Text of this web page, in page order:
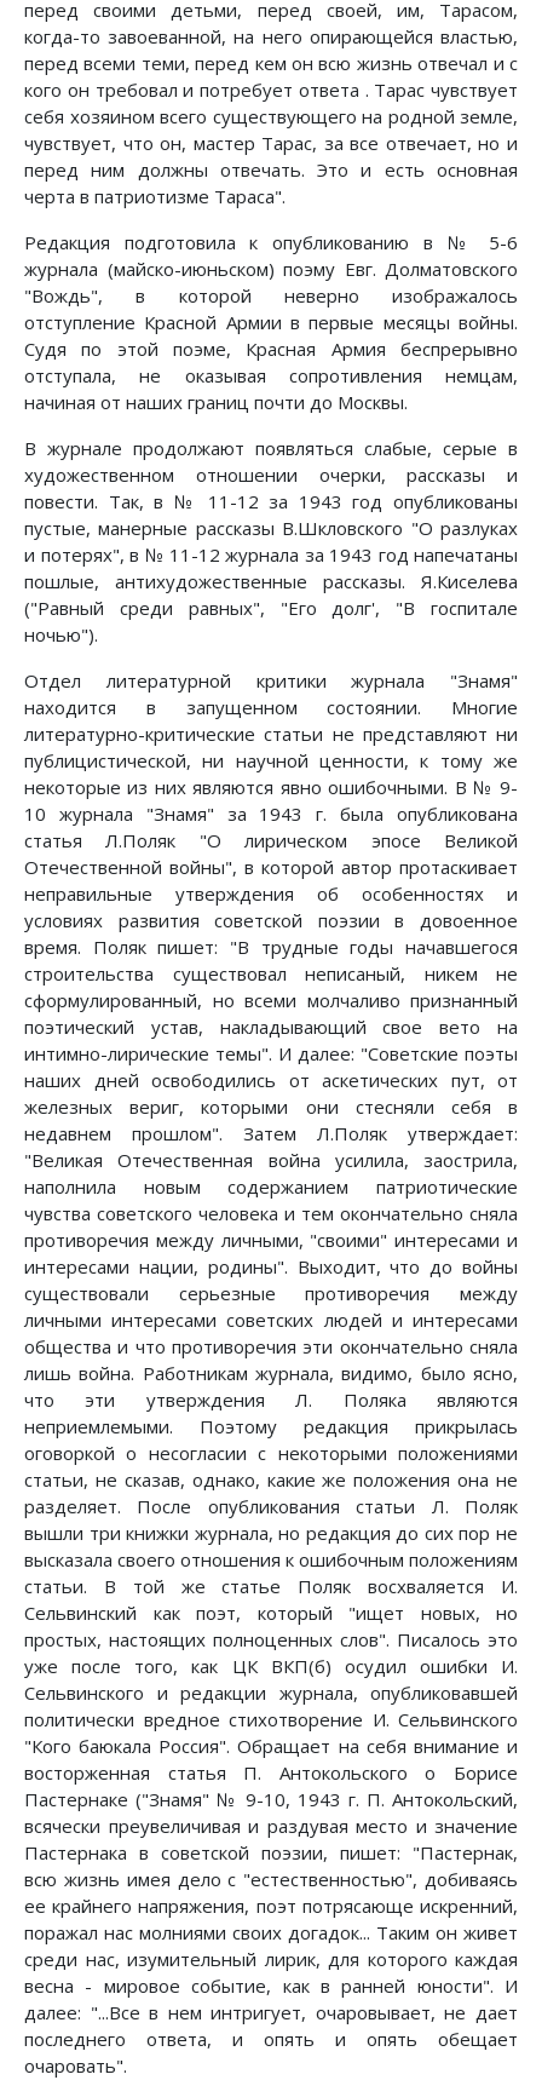
перед своими детьми, перед своей, им, Тарасом,
когда-то завоеванной, на него опирающейся властью,
перед все­ми теми, перед кем он всю жизнь отвечал и с
кого он требовал и потре­бует ответа . Тарас чувствует
себя хозяином всего существующего на род­ной земле,
чувствует, что он, мастер Тарас, за все отвечает, но и
перед ним должны отвечать. Это и есть основная
черта в патриотизме Тараса".
Редакция подготовила к опубликованию в № 5-6
журнала (майско-июнь­ском) поэму Евг. Долматовского
"Вождь", в которой неверно изобража­лось
отступление Красной Армии в первые месяцы войны.
Судя по этой поэме, Красная Армия беспрерывно
отступала, не оказывая сопротивле­ния немцам,
начиная от наших границ почти до Москвы.
В журнале продолжают появляться слабые, серые в
художественном отношении очерки, рассказы и
повести. Так, в № 11-12 за 1943 год опуб­ликованы
пустые, манерные рассказы В.Шкловского "О разлуках
и поте­рях", в № 11-12 журнала за 1943 год напечатаны
пошлые, антихудожест­венные рассказы. Я.Киселева
("Равный среди равных", "Его долг', "В гос­питале
ночью").
Отдел литературной критики журнала "Знамя"
находится в запущенном состоянии. Многие
литературно-критические статьи не представляют ни
публицистической, ни научной ценности, к тому же
некоторые из них явля­ются явно ошибочными. В № 9-
10 журнала "Знамя" за 1943 г. была опуб­ликована
статья Л.Поляк "О лирическом эпосе Великой
Отечественной вой­ны", в которой автор протаскивает
неправильные утверждения об осо­бенностях и
условиях развития советской поэзии в довоенное
время. По­ляк пишет: "В трудные годы начавшегося
строительства существовал не­писаный, никем не
сформулированный, но всеми молчаливо признанный
поэтический устав, накладывающий свое вето на
интимно-лирические темы". И далее: "Советские поэты
наших дней освободились от аскетичес­ких пут, от
железных вериг, которыми они стесняли себя в
недавнем про­шлом". Затем Л.Поляк утверждает:
"Великая Отечественная война усили­ла, заострила,
наполнила новым содержанием патриотические
чувства советского человека и тем окончательно сняла
противоречия между лич­ными, "своими" интересами и
интересами нации, родины". Выходит, что до войны
существовали серьезные противоречия между
личными интере­сами советских людей и интересами
общества и что противоречия эти окон­чательно сняла
лишь война. Работникам журнала, видимо, было ясно,
что эти утверждения Л. Поляка являются
неприемлемыми. Поэтому редакция прикрылась
оговоркой о несогласии с некоторыми положениями
статьи, не сказав, однако, какие же положения она не
разделяет. После опубли­кования статьи Л. Поляк
вышли три книжки журнала, но редакция до сих пор не
высказала своего отношения к ошибочным положениям
статьи. В той же статье Поляк восхваляется И.
Сельвинский как поэт, который "ищет новых, но
простых, настоящих полноценных слов". Писалось это
уже пос­ле того, как ЦК ВКП(б) осудил ошибки И.
Сельвинского и редакции журна­ла, опубликовавшей
политически вредное стихотворение И. Сельвинского
"Кого баюкала Россия". Обращает на себя внимание и
восторженная ста­тья П. Антокольского о Борисе
Пастернаке ("Знамя" № 9-10, 1943 г. П. Антокольский,
всячески преувеличивая и раздувая место и значение
Пастер­нака в советской поэзии, пишет: "Пастернак,
всю жизнь имея дело с "ес­тественностью", добиваясь
ее крайнего напряжения, поэт потрясающе искренний,
поражал нас молниями своих догадок... Таким он живет
среди нас, изумительный лирик, для которого каждая
весна - мировое событие, как в ранней юности". И
далее: "...Все в нем интригует, очаровывает, не дает
последнего ответа, и опять и опять обещает
очаровать".